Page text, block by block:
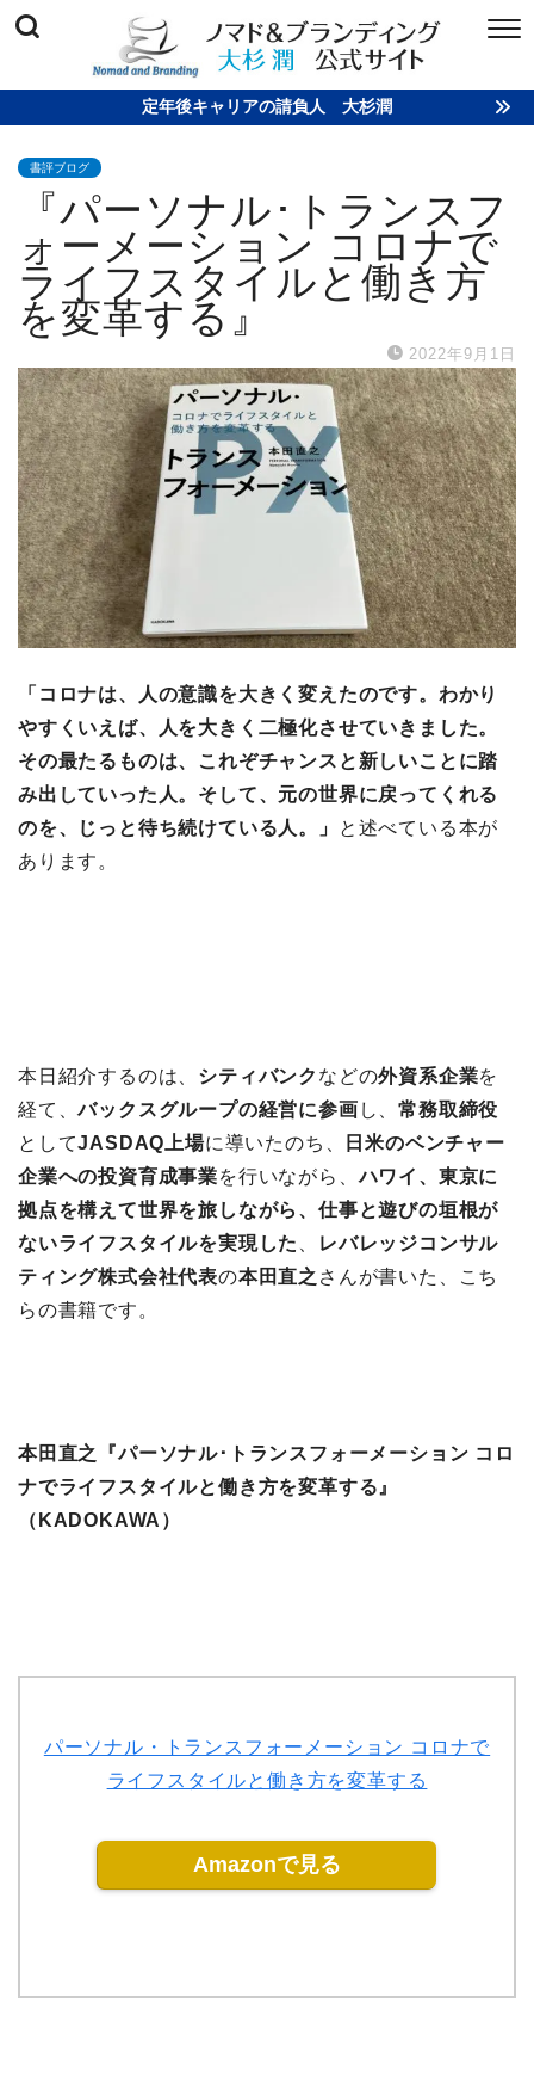
定年後キャリアの請負人 大杉潤
書評ブログ
『パーソナル･トランスフ
ォーメーション コロナで
ライフスタイルと働き方
を変革する』
2022年9月1日
「コロナは、人の意識を大きく変えたのです。わかり
やすくいえば、人を大きく二極化させていきました。
その最たるものは、これぞチャンスと新しいことに踏
み出していった人。そして、元の世界に戻ってくれる
のを、じっと待ち続けている人。」
と述べている本が
あります。
本日紹介するのは、 シティバンク などの外資系企業を
経て、バックスグループの経営に参画 し、常務取締役
としてJASDAQ上場に導いたのち、
日米のベンチャー
企業への投資育成事業を行いながら、ハワイ、東京に
拠点を構えて世界を旅しながら、仕事と遊びの垣根が
ないライフスタイルを実現した
レバレッジコンサル
ティング株式会社代表の本田直之 さんが書いた、こち
らの書籍です。
本田直之『パーソナル･トランスフォーメーション コロ
ナでライフスタイルと働き方を変革する』
（KADOKAWA）
パーソナル・トランスフォーメーション コロナで
ライフスタイルと働き方を変革する
Amazonで見る